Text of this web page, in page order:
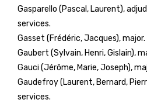
Gasparello (Pascal, Laurent),
services.
Gasset (Frédéric, Jacques),
Gaubert (Sylvain, Henri, Gislain),
Gauci (Jérôme, Marie, Joseph),
Gaudefroy (Laurent, Bernard,
services.